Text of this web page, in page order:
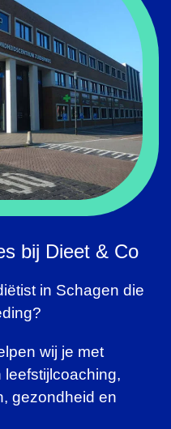
bij Dieet & Co
in Schagen die
wij je met
gezondheid en